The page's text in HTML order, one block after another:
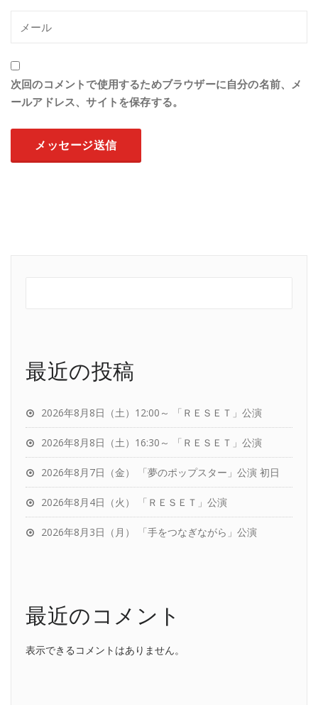
次回のコメントで使用するためブラウザーに自分の名前、メ
ールアドレス、サイトを保存する。
最近の投稿
2026年8月8日（土）12:00～ 「ＲＥＳＥＴ」公演
2026年8月8日（土）16:30～ 「ＲＥＳＥＴ」公演
2026年8月7日（金） 「夢のポップスター」公演 初日
2026年8月4日（火） 「ＲＥＳＥＴ」公演
2026年8月3日（月） 「手をつなぎながら」公演
最近のコメント
表示できるコメントはありません。